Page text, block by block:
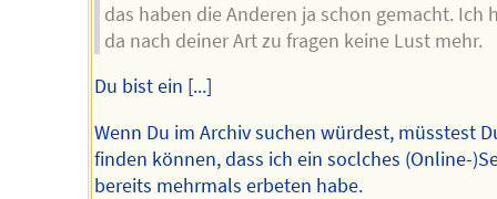
das haben die Anderen ja schon gemacht. Ich
da nach deiner Art zu fragen keine Lust mehr.
Du bist ein [...]
Wenn Du im Archiv suchen würdest, müsstest
finden können, dass ich ein soclches (Online-
bereits mehrmals erbeten habe.